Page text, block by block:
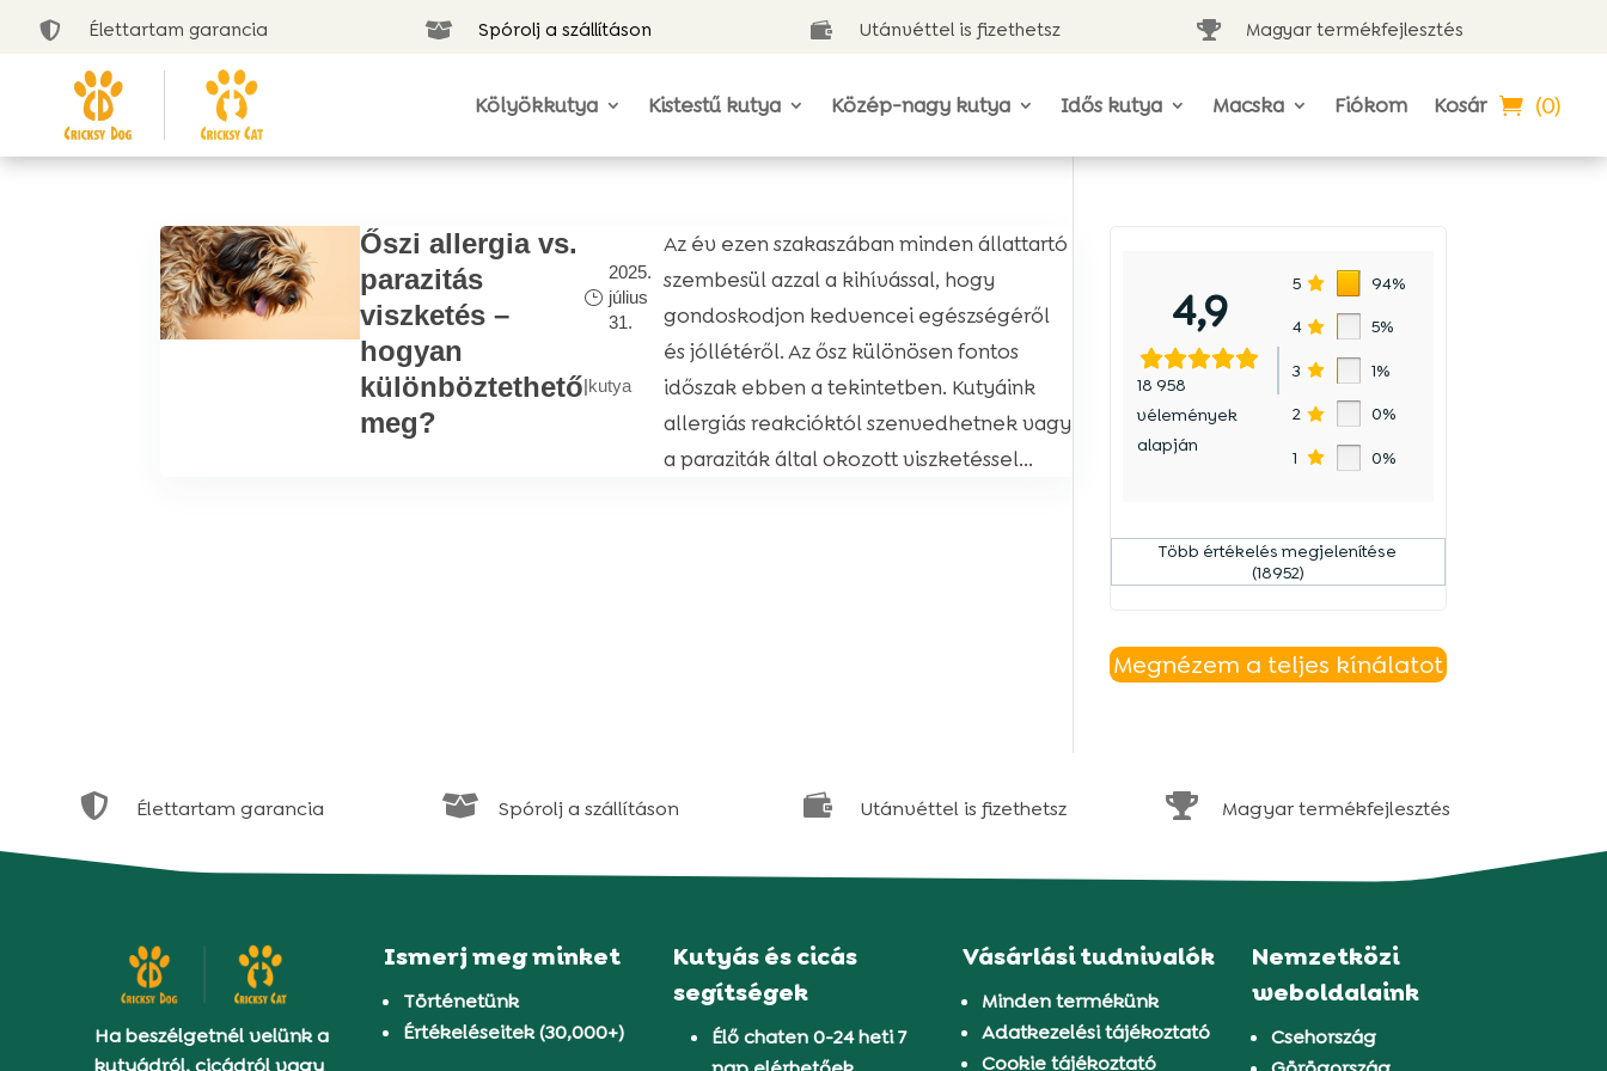
 Élettartam garancia  Spórolj a szállításon  Utánvéttel is fizethetsz  Magyar termékfejlesztés
Kölyökkutya Kistestű kutya Közép-nagy kutya Idős kutya Macska Fiókom Kosár (0)
Őszi allergia vs.
parazitás
viszketés –
hogyan
különböztethető
meg?
2025.
július
31.
|kutya
Az év ezen szakaszában minden állattartó
szembesül azzal a kihívással, hogy
gondoskodjon kedvencei egészségéről
és jóllétéről. Az ősz különösen fontos
időszak ebben a tekintetben. Kutyáink
allergiás reakcióktól szenvedhetnek vagy
a paraziták által okozott viszketéssel...
4,9
18 958
vélemények
alapján
5 94%
4 5%
3 1%
2 0%
1 0%
Több értékelés megjelenítése
(18952)
Megnézem a teljes kínálatot
 Élettartam garancia  Spórolj a szállításon  Utánvéttel is fizethetsz  Magyar termékfejlesztés
Ha beszélgetnél velünk a
kutyádról, cicádról vagy
Ismerj meg minket
Történetünk
Értékeléseitek (30,000+)
Kutyás és cicás
segítségek
Élő chaten 0-24 heti 7
Vásárlási tudnivalók
Minden termékünk
Adatkezelési tájékoztató
Cookie tájékoztató
Nemzetközi
weboldalaink
Csehország